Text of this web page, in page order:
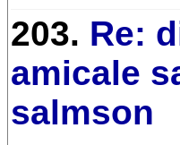
203. Re:
amicale
salmson